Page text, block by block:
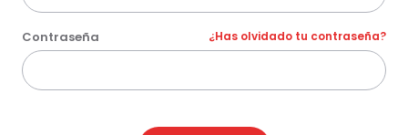
Contraseña ¿Has olvidado tu contraseña?